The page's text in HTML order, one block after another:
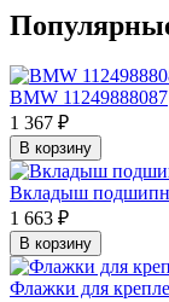
BMW 11249888087
1 367 ₽
В корзину
Вкладыш
1 663 ₽
В корзину
Флажки для